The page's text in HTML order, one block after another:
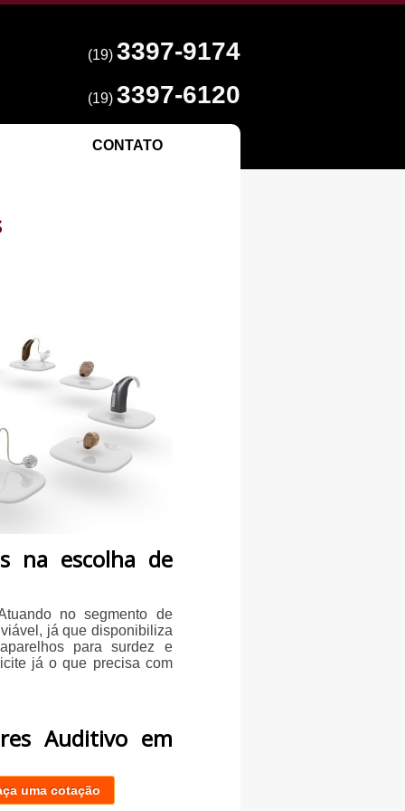
(19) 3397-9174
(19) 3397-6120
CONTATO
na escolha de
no segmento de
já que disponibiliza
para surdez e
já o que precisa com
Auditivo em
uma cotação